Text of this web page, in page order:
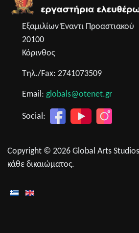
Εξαμιλίων Έναντι Προαστιακού
20100
Κόρινθος
Τηλ./Fax: 2741073509
Email: globals@otenet.gr
Social:
Copyright © 2026 Global Arts
κάθε δικαιώματος.